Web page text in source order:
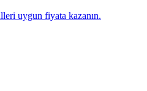
uygun fiyata kazanın.